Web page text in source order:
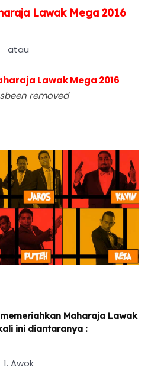
Lawak Mega 2016
atau
Lawak Mega 2016
removed
Maharaja Lawak
ini diantaranya :
1. Awok